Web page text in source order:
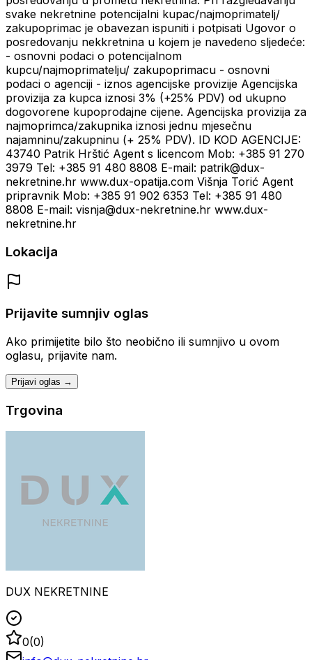
svake nekretnine potencijalni kupac/najmoprimatelj/
zakupoprimac je obavezan ispuniti i potpisati Ugovor o
posredovanju nekkretnina u kojem je navedeno sljedeće:
- osnovni podaci o potencijalnom
kupcu/najmoprimatelju/ zakupoprimacu - osnovni
podaci o agenciji - iznos agencijske provizije Agencijska
provizija za kupca iznosi 3% (+25% PDV) od ukupno
dogovorene kupoprodajne cijene. Agencijska provizija za
najmoprimca/zakupnika iznosi jednu mjesečnu
najamninu/zakupninu (+ 25% PDV). ID KOD AGENCIJE:
43740 Patrik Hrštić Agent s licencom Mob: +385 91 270
3979 Tel: +385 91 480 8808 E-mail: patrik@dux-
nekretnine.hr www.dux-opatija.com Višnja Torić Agent
pripravnik Mob: +385 91 902 6353 Tel: +385 91 480
8808 E-mail: visnja@dux-nekretnine.hr www.dux-
nekretnine.hr
Lokacija
Prijavite sumnjiv oglas
Ako primijetite bilo što neobično ili sumnjivo u ovom
oglasu, prijavite nam.
Prijavi oglas →
Trgovina
DUX NEKRETNINE
0(0)